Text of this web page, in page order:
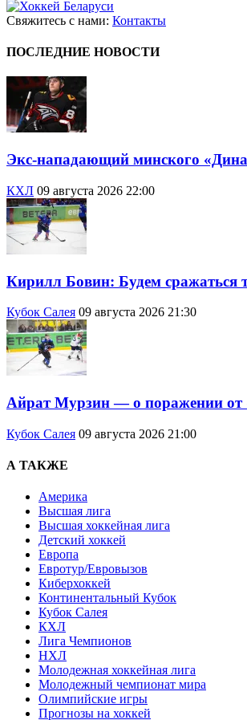
Свяжитесь с нами: Контакты
ПОСЛЕДНИЕ НОВОСТИ
Экс-нападающий минского
КХЛ 09 августа 2026 22:00
Кирилл Бовин: Будем сражаться
Кубок Салея 09 августа 2026 21:30
Айрат Мурзин — о поражении от
Кубок Салея 09 августа 2026 21:00
А ТАКЖЕ
Америка
Высшая лига
Высшая хоккейная лига
Детский хоккей
Европа
Евротур/Евровызов
Киберхоккей
Континентальный Кубок
Кубок Салея
КХЛ
Лига Чемпионов
НХЛ
Молодежная хоккейная лига
Молодежный чемпионат мира
Олимпийские игры
Прогнозы на хоккей